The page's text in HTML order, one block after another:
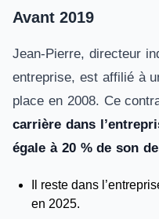
Avant 2019
Jean-Pierre, directeur
entreprise, est affilié à
place en 2008. Ce
carrière dans
égale à 20 % de son
Il reste dans
en 2025.